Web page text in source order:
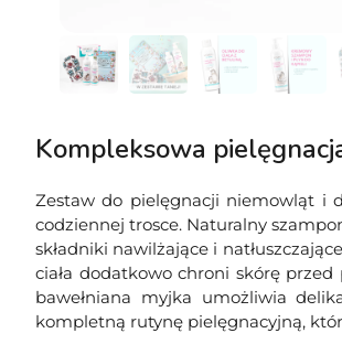
Kompleksowa
Zestaw do pielęgnacji niemowląt i
codziennej trosce. Naturalny
składniki nawilżające i
ciała dodatkowo chroni skórę
bawełniana myjka umożliwia
kompletną rutynę pielęgnacyjną,